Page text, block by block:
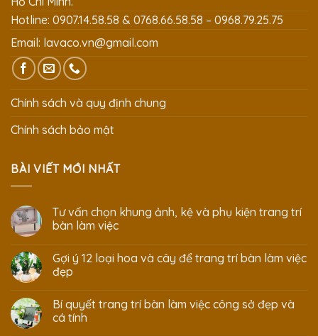
Hotline: 0907.14.58.58 & 0768.66.58.58 – 0968.79.25.75
Email: lavaco.vn@gmail.com
Chính sách và quy định chung
Chính sách bảo mật
BÀI VIẾT MỚI NHẤT
Tư vấn chọn khung ảnh, kệ và phụ kiện trang trí
bàn làm việc
Gợi ý 12 loại hoa và cây để trang trí bàn làm việc
đẹp
Bí quyết trang trí bàn làm việc công sở đẹp và
cá tính